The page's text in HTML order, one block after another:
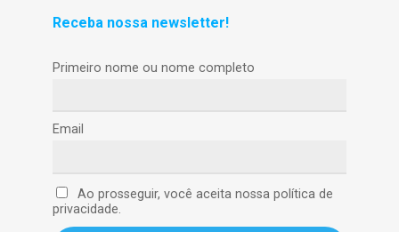
Receba nossa newsletter!
Primeiro nome ou nome completo
Email
Ao prosseguir, você aceita nossa política de
privacidade.